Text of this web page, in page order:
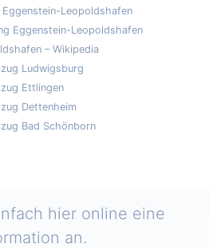
Leopoldshafen
Eggenstein-Leopoldshafen
– Wikipedia
Ludwigsburg
Ettlingen
Dettenheim
Bad Schönborn
hier online eine
an.